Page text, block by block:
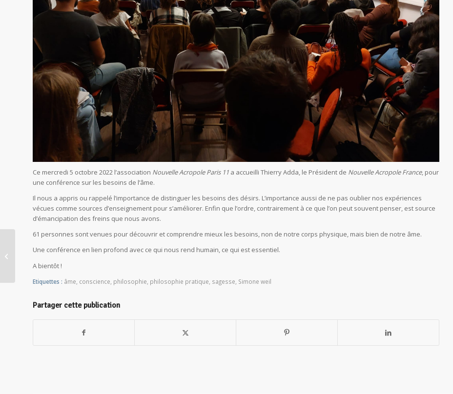
Ce mercredi 5 octobre 2022 l’association Nouvelle Acropole Paris 11 a accueilli Thierry Adda, le Président de Nouvelle Acropole France, pour
une conférence sur les besoins de l’âme.
Il nous a appris ou rappelé l’importance de distinguer les besoins des désirs. L’importance aussi de ne pas oublier nos expériences
vécues comme sources d’enseignement pour s’améliorer. Enfin que l’ordre, contrairement à ce que l’on peut souvent penser, est source
d’émancipation des freins que nous avons.
61 personnes sont venues pour découvrir et comprendre mieux les besoins, non de notre corps physique, mais bien de notre âme.
Une conférence en lien profond avec ce qui nous rend humain, ce qui est essentiel.
A bientôt !
Etiquettes : âme conscience philosophie philosophie pratique sagesse Simone weil
Partager cette publication